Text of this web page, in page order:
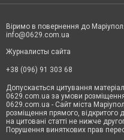
Віримо в повернення до
info@0629.com.ua
Журналисты сайта
+38 (096) 91 303 68
Допускається цитування
0629.com.ua за умови
0629.com.ua - Сайт міста
розміщення прямого, відкритого
на цитовані статті не нижче
Порушення виняткових прав